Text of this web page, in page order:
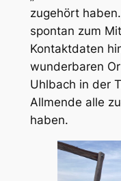
zugehört
spontan zum
Kontaktdaten
wunderbaren
Uhlbach in der
Allmende alle
haben.